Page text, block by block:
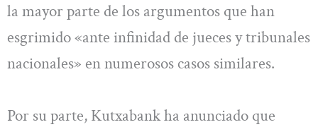
la mayor parte de los argumentos que han
esgrimido «ante infinidad de jueces y tribunales
nacionales» en numerosos casos similares.
Por su parte, Kutxabank ha anunciado que